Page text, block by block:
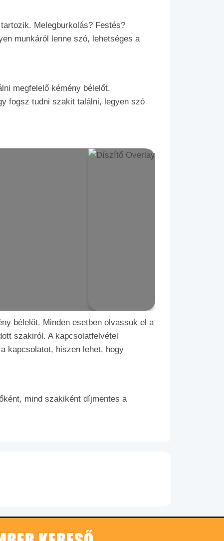
Melegburkolás? Festés?
munkáról lenne szó, lehetséges a
megfelelő kémény bélelőt.
fogsz tudni szakit találni, legyen szó
bélelőt. Minden esetben olvassuk el a
szakiról. A kapcsolatfelvétel
kapcsolatot, hiszen lehet, hogy
mind szakiként díjmentes a